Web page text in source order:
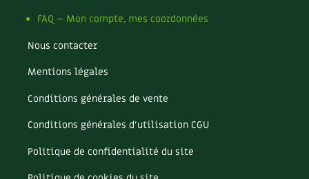
Énergie
Gestion de l’eau
Santé et bien-être
Bonnes adresses
FAQ – Mon compte, mes coordonnées
Nous contacter
Mentions légales
Conditions générales de vente
Conditions générales d’utilisation CGU
Politique de confidentialité du site